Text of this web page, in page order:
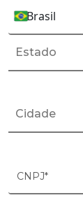
País*
Brasil
CNPJ*